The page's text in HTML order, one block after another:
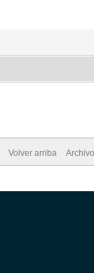
Volver arriba